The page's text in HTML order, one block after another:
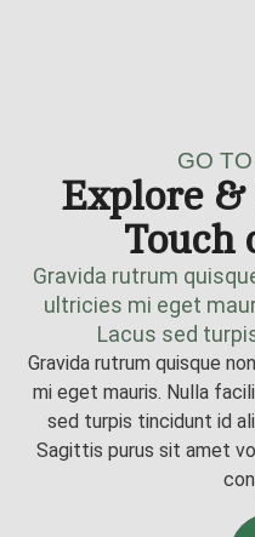
GO
Explore &
Touch
Gravida rutrum
ultricies mi eget
Lacus sed
Gravida rutrum quisque
mi eget mauris. Nulla
sed turpis tincidunt id
Sagittis purus sit amet